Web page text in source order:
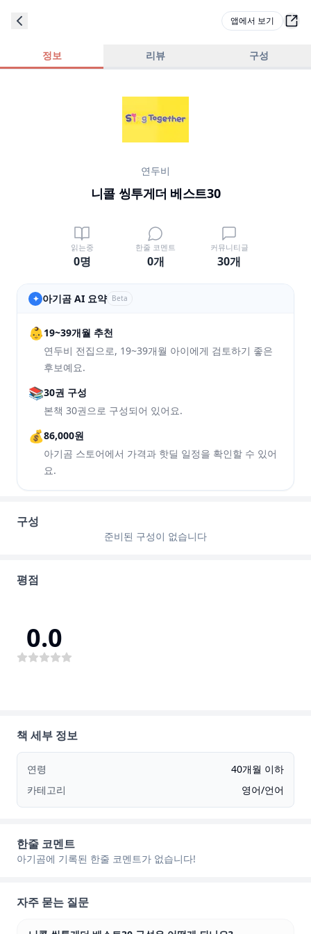
앱에서 보기
정보 리뷰 구성
연두비
니콜 씽투게더 베스트30
읽는중
0명
한줄 코멘트
0개
커뮤니티글
30개
✦ 아기곰 AI 요약 Beta
👶19~39개월 추천
연두비 전집으로, 19~39개월 아이에게 검토하기 좋은
후보예요.
📚30권 구성
본책 30권으로 구성되어 있어요.
💰86,000원
아기곰 스토어에서 가격과 핫딜 일정을 확인할 수 있어
요.
구성
준비된 구성이 없습니다
평점
0.0
책 세부 정보
연령
40개월 이하
카테고리
영어/언어
한줄 코멘트
아기곰에 기록된 한줄 코멘트가 없습니다!
자주 묻는 질문